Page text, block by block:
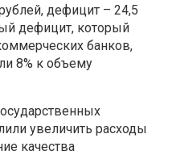
дефицит – 24,5
дефицит, который
банков,
8% к объему
увеличить расходы
качества